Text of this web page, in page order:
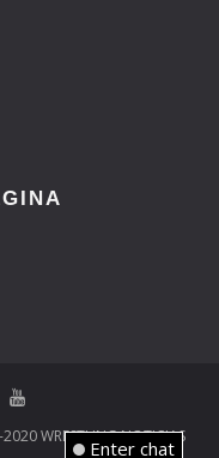
WRESTLING NOTICIAS
Enter chat